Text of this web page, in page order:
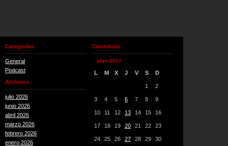
Categorías
General
Podcast
Archivos
julio 2026
junio 2026
abril 2026
marzo 2026
febrero 2026
enero 2026
Calendario
abril 2017
L M X J V S D
1 2
3 4 5 6 7 8 9
10 11 12 13 14 15 16
17 18 19 20 21 22 23
24 25 26 27 28 29
30